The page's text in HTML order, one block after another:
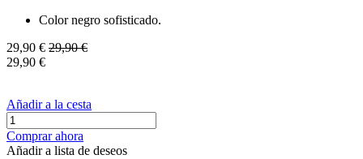
Color negro sofisticado.
29,90 € 29,90€
29,90 €
Añadir a la cesta
Comprar ahora
Añadir a lista de deseos